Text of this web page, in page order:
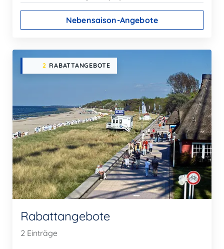
Nebensaison-Angebote
2 RABATTANGEBOTE
Rabattangebote
2 Einträge